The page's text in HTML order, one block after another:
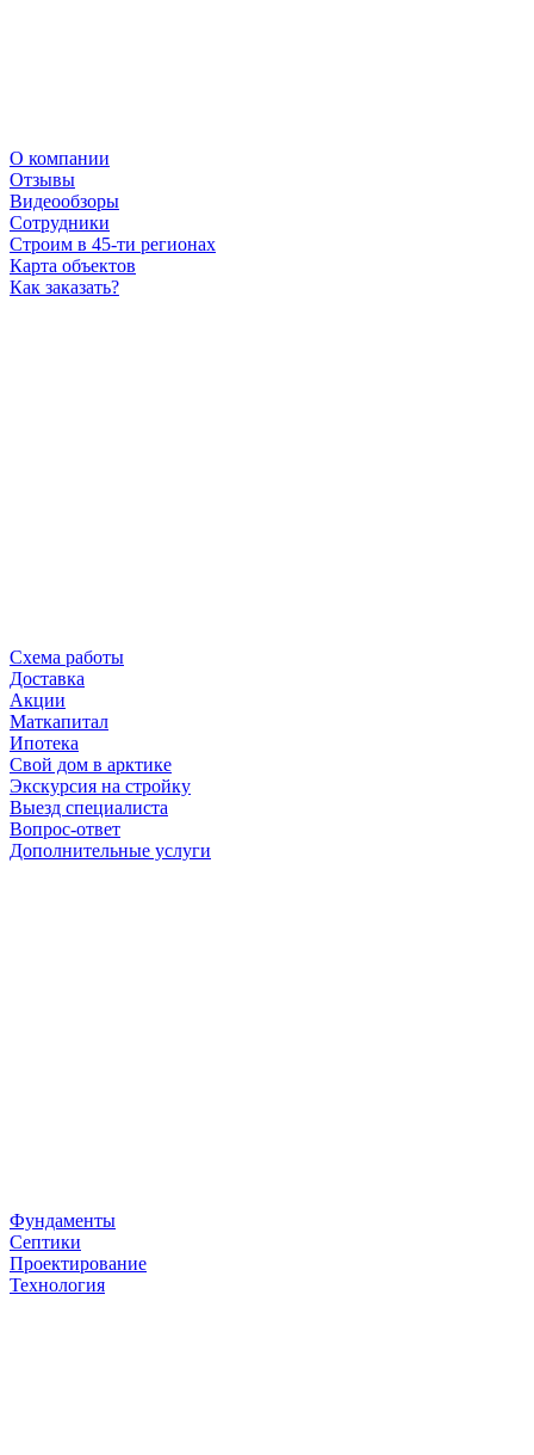
О компании
Отзывы
Видеообзоры
Сотрудники
Строим в 45-ти регионах
Карта объектов
Как заказать?
Схема работы
Доставка
Акции
Маткапитал
Ипотека
Свой дом в арктике
Экскурсия на стройку
Выезд специалиста
Вопрос-ответ
Дополнительные услуги
Фундаменты
Септики
Проектирование
Технология